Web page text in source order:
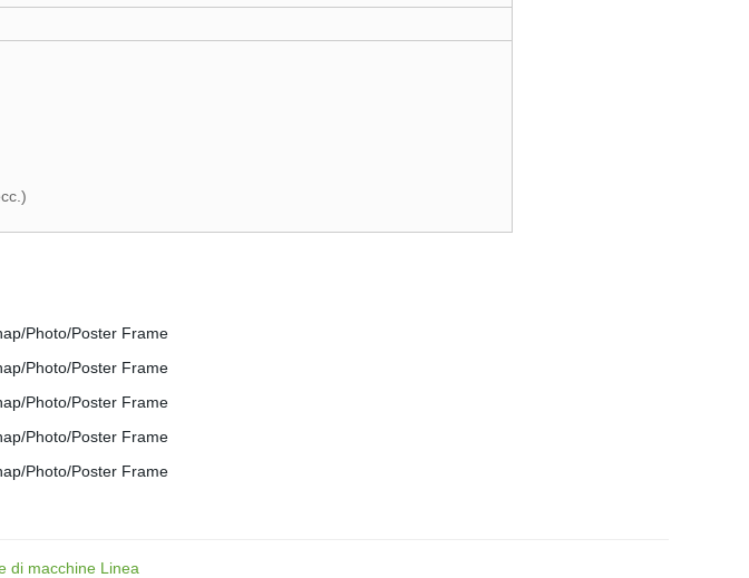
di macchine Linea